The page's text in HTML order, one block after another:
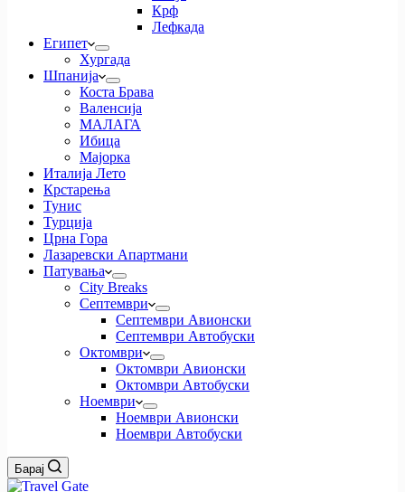
Крф
Лефкада
Египет
Хургада
Шпанија
Коста Брава
Валенсија
МАЛАГА
Ибица
Мајорка
Италија Лето
Крстарења
Тунис
Турција
Црна Гора
Лазаревски Апартмани
Патувања
City Breaks
Септември
Септември Авионски
Септември Автобуски
Октомври
Октомври Авионски
Октомври Автобуски
Ноември
Ноември Авионски
Ноември Автобуски
Барај